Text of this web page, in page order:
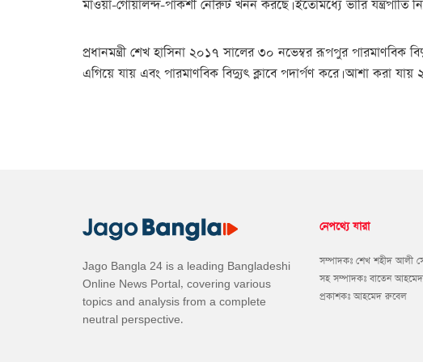
মাওয়া-গোয়ালন্দ-পাকশী নৌরুট খনন করছে। ইতোমধ্যে ভারি যন্ত্রপাতি
প্রধানমন্ত্রী শেখ হাসিনা ২০১৭ সালের ৩০ নভেম্বর রূপপুর পারমাণবিক
এগিয়ে যায় এবং পারমাণবিক বিদ্যুৎ ক্লাবে পদার্পণ করে। আশা করা যায়
Jago Bangla 24 is a leading Bangladeshi
Online News Portal, covering various
topics and analysis from a complete
neutral perspective.
নেপথ্যে যারা
সম্পাদকঃ শেখ শহীদ আলী
সহ সম্পাদকঃ বাতেন আহমেদ
প্রকাশকঃ আহমেদ রুবেল